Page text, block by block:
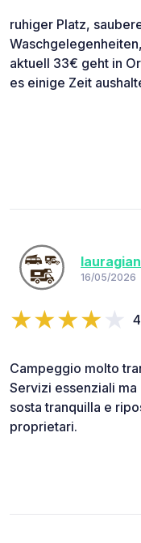
ruhiger Platz,
aktuell 33€ geht in
es einige Zeit
16/05/2026
Campeggio molto
Servizi essenziali ma
sosta tranquilla e
proprietari.